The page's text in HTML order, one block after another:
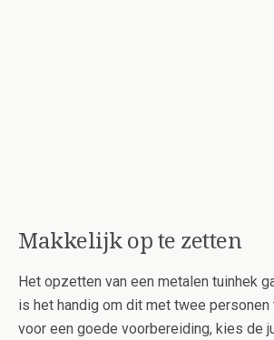
Makkelijk op te zetten
Het opzetten van een metalen tuinhek
is het handig om dit met twee personen
voor een goede voorbereiding, kies de